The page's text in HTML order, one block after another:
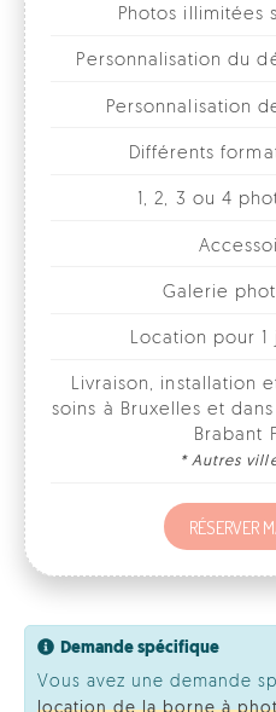
Personnalisation
Différents
1, 2, 3 ou 4
soins à Bruxelles et dans
* Autres villes
RÉSERVER MA
Demande spécifique
Vous avez une demande